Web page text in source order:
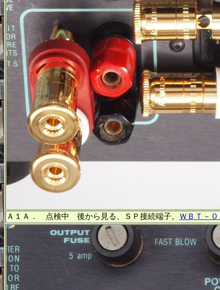
Ａ１Ａ． 点検中 後から見る、ＳＰ接続端子。 ＷＢＴ－